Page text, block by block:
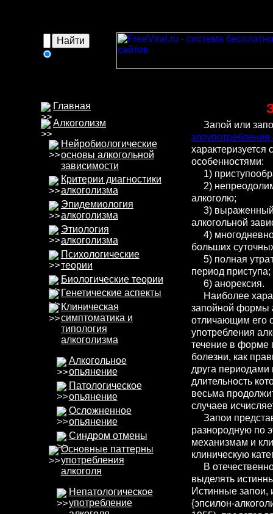
Главная
Алкоголизм
Нейробиологические
основы алкогольной
зависимости
Критерии диагностики
алкоголизма
Эпидемиология
алкоголизма
Этиология
алкоголизма
Психологические
теории
Биологические теории
Генетические аспекты
Клиническая
симптоматика и
типология
алкоголизма
Алкогольное
опьянение
Патологическое
опьянение
Осложненное
опьянение
Синдром отмены
Основные паттерны
употребления
алкоголя
Непатологическое
употребление
Запой или
злоупотребления
особенностями:
1)
2)
алкоголю;
3) выраженный
алкогольной
4)
больших
5) полная
период приступа;
6) анорексия.
Наиболее
запойной формы
отличающим его
употребления
течение в форме
болезни, как
друга периодами
длительность
весьма
случаев
Запои
разнородную по
механизмам и
клиническую
В
выделять
Истинные запои,
{эпсилон-